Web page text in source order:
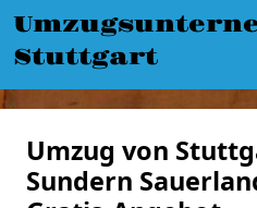
Stuttgart
Umzug von
Sundern